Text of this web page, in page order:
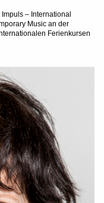
– International
Music an der
Ferienkursen